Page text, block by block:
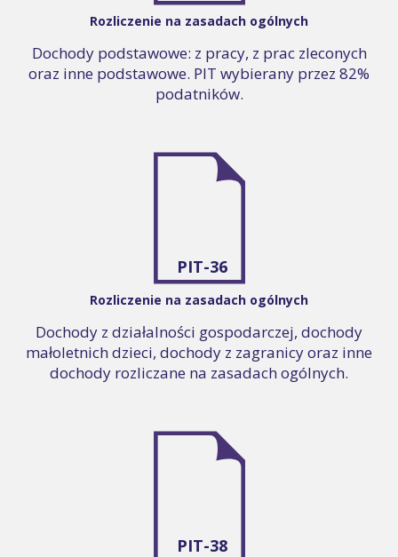
Rozliczenie na zasadach ogólnych
Dochody podstawowe: z pracy, z prac zleconych
oraz inne podstawowe. PIT wybierany przez 82%
podatników.
PIT-36
Rozliczenie na zasadach ogólnych
Dochody z działalności gospodarczej, dochody
małoletnich dzieci, dochody z zagranicy oraz inne
dochody rozliczane na zasadach ogólnych.
PIT-38